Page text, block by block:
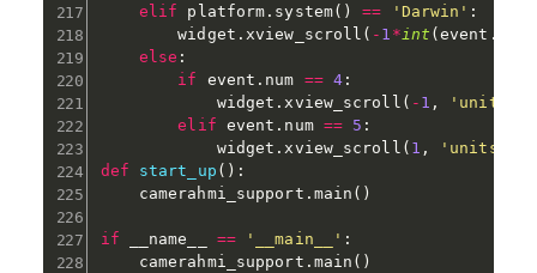
elif platform . system( ) == 'Darwin' :
        widget
.xview_scroll ( - 1 *int (event .
else :
if
event . num == 4 :
            widget
.xview_scroll ( - 1 , 'units'
elif event . num == 5 :
            widget
.xview_scroll ( 1 , 'units'
def
start_up ( ) :
    camerahmi_support
. main ( )
if __name__ == '__main__' :
    camerahmi_support
. main ( )